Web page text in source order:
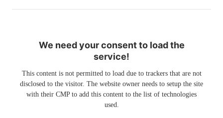
We need your consent to load the
service!
This content is not permitted to load due to trackers that are not
disclosed to the visitor. The website owner needs to setup the site
with their CMP to add this content to the list of technologies
used.